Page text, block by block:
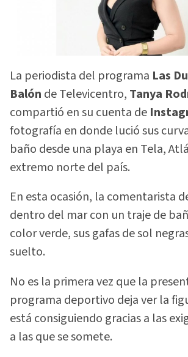
La periodista del programa Las
Balón de Televicentro, Tanya
compartió en su cuenta de
fotografía en donde lució sus
baño desde una playa en Tela,
extremo norte del país.
En esta ocasión, la comentarista
dentro del mar con un traje de
color verde, sus gafas de sol
suelto.
No es la primera vez que la
programa deportivo deja ver la
está consiguiendo gracias a las
a las que se somete.